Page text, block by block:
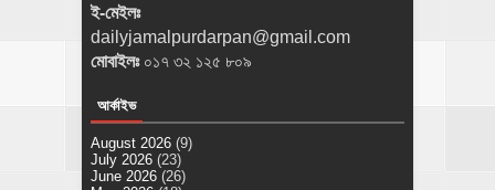
ই-মেইলঃ
dailyjamalpurdarpan@gmail.com
মোবাইলঃ ০১৭ ৩২ ১২৫ ৮০৯
আর্কাইভ
August 2026 (9)
July 2026 (23)
June 2026 (26)